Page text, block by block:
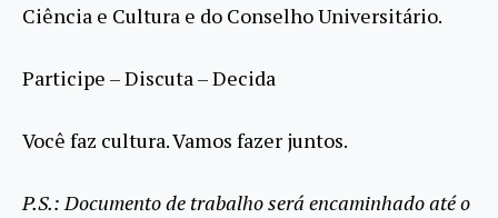
Ciência e Cultura e do Conselho Universitário.
Participe – Discuta – Decida
Você faz cultura. Vamos fazer juntos.
P.S.: Documento de trabalho será encaminhado até o